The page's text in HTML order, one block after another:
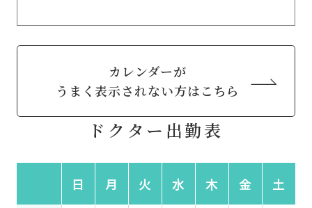
カレンダーが
うまく表示されない方はこちら
ドクター出勤表
日 月 火 水 木 金 土